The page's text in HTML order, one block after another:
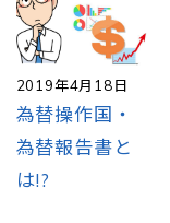
2019年4月18日
為替操作国・
為替報告書と
は!?